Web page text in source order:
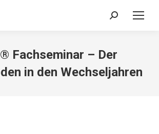
Search:
Fachseminar – Der
in den Wechseljahren